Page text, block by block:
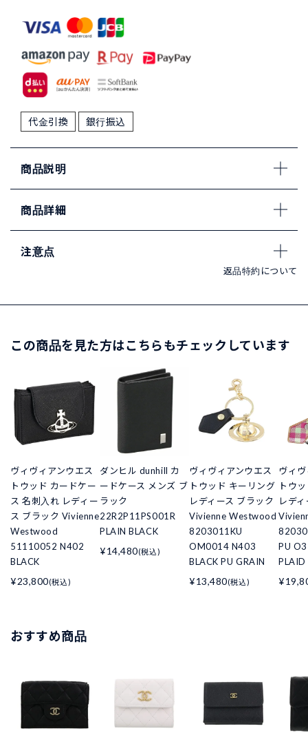
代金引換 銀行振込
商品説明
商品詳細
注意点
返品特約について
この商品を見た方はこちらもチェックしています
ヴィヴィアンウエス
トウッド カードケー
ス 名刺入れ レディー
ス ブラック Vivienne
Westwood
51110052 N402
BLACK
¥23,800(税込)
ダンヒル dunhill カ
ードケース メンズ ブ
ラック
22R2P11PS001R
PLAIN BLACK
¥14,480(税込)
ヴィヴィアンウエス
トウッド キーリング
レディース ブラック
Vivienne Westwood
8203011KU
OM0014 N403
BLACK PU GRAIN
¥13,480(税込)
ヴィ
トウ
レデ
PU
PLAID
おすすめ商品